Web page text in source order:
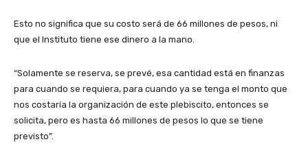
Esto no significa que su costo será de 66 millones de pesos, ni
que el Instituto tiene ese dinero a la mano.
“Solamente se reserva, se prevé, esa cantidad está en finanzas
para cuando se requiera, para cuando ya se tenga el monto que
nos costaría la organización de este plebiscito, entonces se
solicita, pero es hasta 66 millones de pesos lo que se tiene
previsto”.